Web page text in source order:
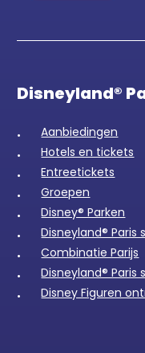
Disneyland®
Aanbiedingen
Hotels en tickets
Entreetickets
Groepen
Disney® Parken
Disneyland® Paris
Combinatie Parijs
Disneyland® Paris
Disney Figuren